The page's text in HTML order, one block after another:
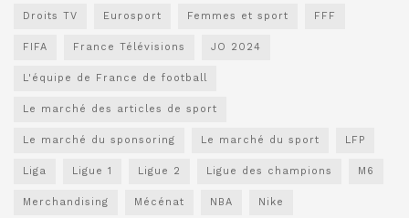
Droits TV Eurosport Femmes et sport FFF
FIFA France Télévisions JO 2024
L'équipe de France de football
Le marché des articles de sport
Le marché du sponsoring Le marché du sport LFP
Liga Ligue 1 Ligue 2 Ligue des champions M6
Merchandising Mécénat NBA Nike